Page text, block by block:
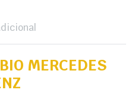
MERCEDES